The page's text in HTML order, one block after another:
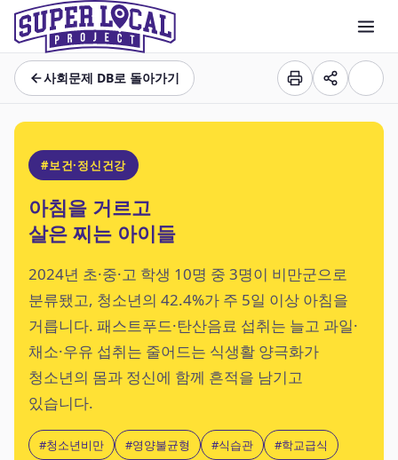
사회문제 DB로 돌아가기
#보건·정신건강
아침을 거르고
살은 찌는 아이들
2024년 초·중·고 학생 10명 중 3명이 비만군으로
분류됐고, 청소년의 42.4%가 주 5일 이상 아침을
거릅니다. 패스트푸드·탄산음료 섭취는 늘고 과일·
채소·우유 섭취는 줄어드는 식생활 양극화가
청소년의 몸과 정신에 함께 흔적을 남기고
있습니다.
#청소년비만 #영양불균형 #식습관
#학교급식